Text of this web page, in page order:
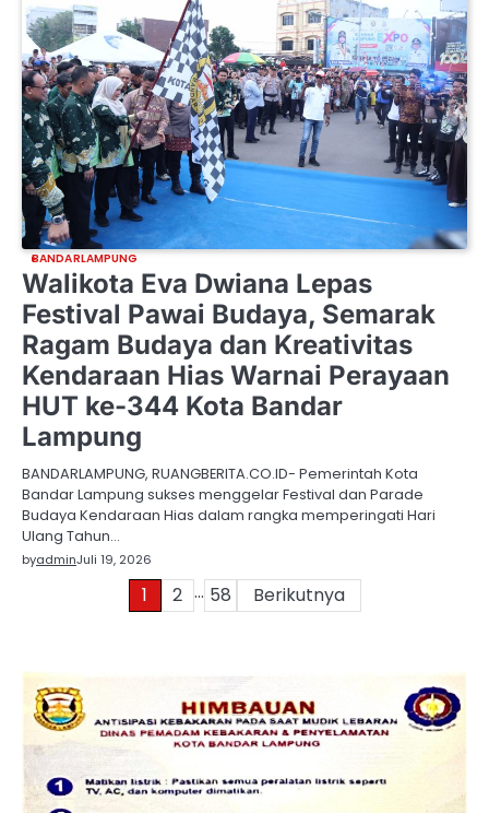
BANDARLAMPUNG
Walikota Eva Dwiana Lepas
Festival Pawai Budaya, Semarak
Ragam Budaya dan Kreativitas
Kendaraan Hias Warnai Perayaan
HUT ke-344 Kota Bandar
Lampung
BANDARLAMPUNG, RUANGBERITA.CO.ID- Pemerintah Kota
Bandar Lampung sukses menggelar Festival dan Parade
Budaya Kendaraan Hias dalam rangka memperingati Hari
Ulang Tahun…
byadminJuli 19, 2026
1 2 … 58 Berikutnya